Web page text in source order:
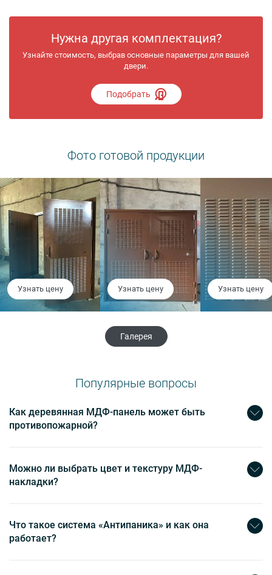
Нужна другая комплектация?
Узнайте стоимость, выбрав основные параметры для вашей
двери.
Подобрать
Фото готовой продукции
Узнать цену Узнать цену Узнать цену
Галерея
Популярные вопросы
Как деревянная МДФ-панель может быть
противопожарной?
Можно ли выбрать цвет и текстуру МДФ-
накладки?
Что такое система «Антипаника» и как она
работает?